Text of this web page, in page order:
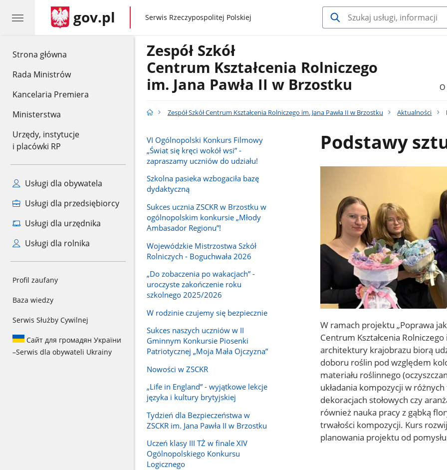
Strona główna
Rada Ministrów
Kancelaria Premiera
Ministerstwa
Urzędy, instytucje
i placówki RP
Usługi dla obywatela
Usługi dla przedsiębiorcy
Usługi dla urzędnika
Usługi dla rolnika
Profil zaufany
Baza wiedzy
Serwis Służby Cywilnej
Сайт для громадян України
–Serwis dla obywateli Ukrainy
gov.pl gov.pl
Serwis Rzeczypospolitej Polskiej
Zespół Szkół
Centrum Kształcenia Rolniczego
im. Jana Pawła II w Brzostku
Zespół Szkół Centrum Kształcenia Rolniczego im. Jana Pawła II w Brzostku Aktualności
VI Ogólnopolski Konkurs Filmowy
„Świat się kręci wokół wsi” -
zapraszamy uczniów do udziału!
Szkolna pasieka wzbogaciła bazę
dydaktyczną
Sukces ucznia ZSCKR w Brzostku w
ogólnopolskim konkursie „Młody
Ambasador Regionu”!
Wojewódzkie Mistrzostwa Szkół
Rolniczych - Boguchwała 2026
„Do zobaczenia po wakacjach” -
uroczyste zakończenie roku
szkolnego 2025/2026
W rodzinie czujemy się bezpiecznie
Sukces naszych uczniów w II
Gminnym Konkursie Piosenki
Patriotycznej „Moja Mała Ojczyzna”
Nowości w ZSCKR
„Life in England” - wyjątkowe lekcje
języka i kultury brytyjskiej
Tydzień dla Bezpieczeństwa w
ZSCKR im. Jana Pawła II w Brzostku
Uczeń klasy III TŻ w finale XIV
Ogólnopolskiego Konkursu
Logicznego
Podstawy
W ramach projektu „Poprawa
Centrum Kształcenia
architektury krajobrazu biorą
doboru roślin pod względem
materiału roślinnego
układania kompozycji w
dekoracjach stołowych czy
również nauka pracy z gąbką
trwałości kompozycji. Kurs
planowania projektu od